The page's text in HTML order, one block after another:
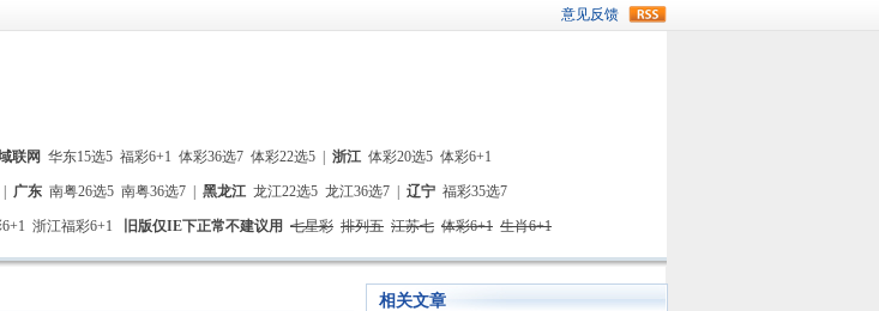
意见反馈
联网 华东15选5 福彩6+1 体彩36选7 体彩22选5 浙江 体彩20选5 体彩6+1
广东 南粤26选5 南粤36选7 黑龙江 龙江22选5 龙江36选7 辽宁 福彩35选7
浙江福彩6+1 旧版仅IE下正常不建议用 七星彩 排列五 江苏七 体彩6+1 生肖6+1
相关文章